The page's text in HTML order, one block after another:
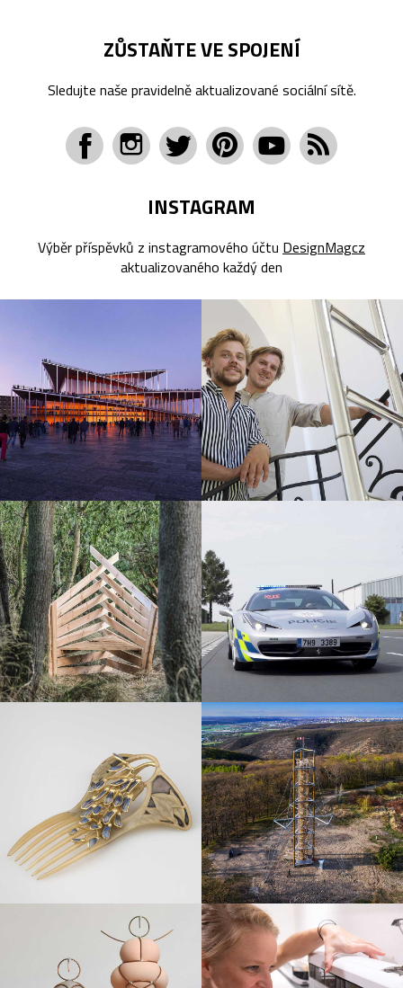
ZŮSTAŇTE VE SPOJENÍ
Sledujte naše pravidelně aktualizované sociální sítě.
INSTAGRAM
Výběr příspěvků z instagramového účtu DesignMagcz
aktualizovaného každý den